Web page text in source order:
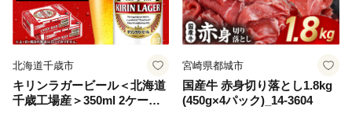
北海道千歳市
キリンラガービール＜北海道
千歳工場産＞350ml 2ケース
宮崎県都城市
国産牛 赤身切り落とし1.8kg
(450g×4パック)_14-3604